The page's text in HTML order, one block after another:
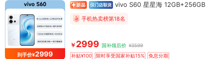
到手价¥2999
vivo S60 星星海 12GB+256GB
手机热卖榜第18名
￥ 2999 国补领后价 ¥3599
补贴¥100
限时享受国家补贴15% 免息分期